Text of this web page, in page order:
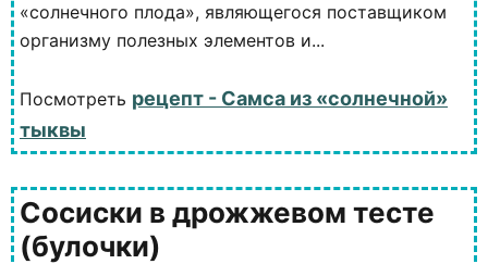
«солнечного плода», являющегося поставщиком
организму полезных элементов и...
Посмотреть рецепт - Самса из «солнечной»
тыквы
Сосиски в дрожжевом тесте
(булочки)